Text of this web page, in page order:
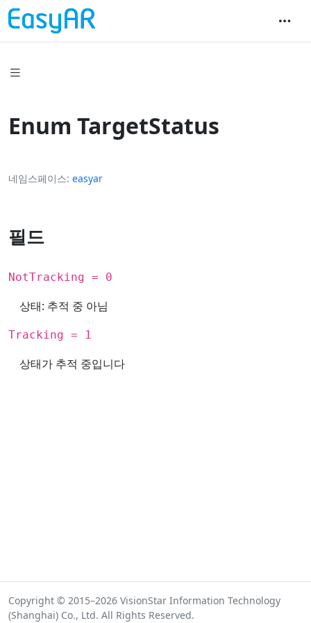
Enum TargetStatus
네임스페이스 easyar
필드
NotTracking = 0
상태: 추적 중 아님
Tracking = 1
상태가 추적 중입니다
Copyright © 2015–2026 VisionStar Information Technology
(Shanghai) Co., Ltd. All Rights Reserved.